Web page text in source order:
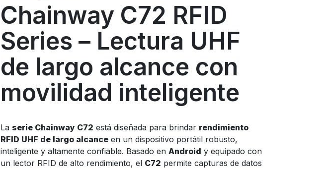
Chainway C72 RFID
Series – Lectura UHF
de largo alcance con
movilidad inteligente
La serie Chainway C72 está diseñada para brindar rendimiento
RFID UHF de largo alcance en un dispositivo portátil robusto,
inteligente y altamente confiable. Basado en Android y equipado con
un lector RFID de alto rendimiento, el C72 permite capturas de datos